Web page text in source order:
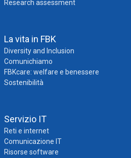
Research assessment
La vita in FBK
Diversity and Inclusion
Comunichiamo
FBKcare: welfare e benessere
Sostenibilità
Servizio IT
Reti e internet
Comunicazione IT
Risorse software